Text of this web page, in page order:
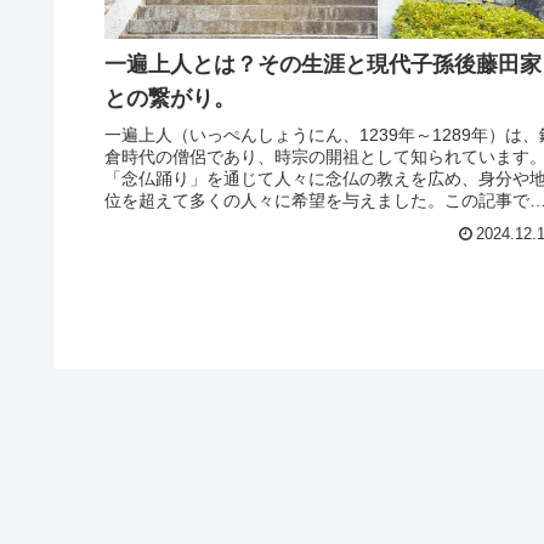
一遍上人とは？その生涯と現代子孫後藤田家
との繋がり。
一遍上人（いっぺんしょうにん、1239年～1289年）は、
倉時代の僧侶であり、時宗の開祖として知られています。
「念仏踊り」を通じて人々に念仏の教えを広め、身分や
位を超えて多くの人々に希望を与えました。この記事で